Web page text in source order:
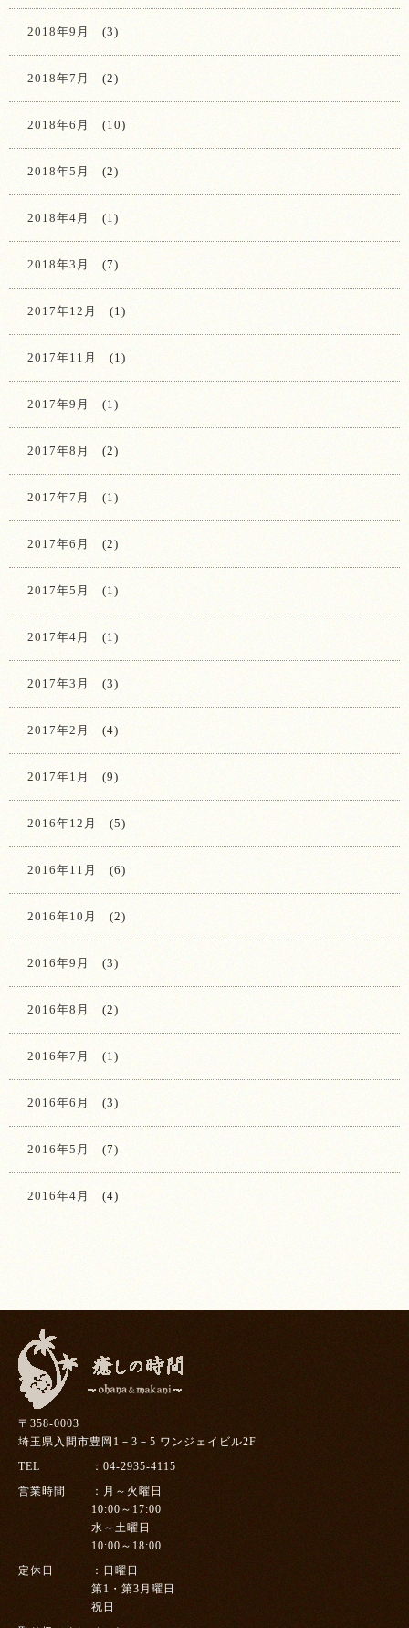
2018年9月 (3)
2018年7月 (2)
2018年6月 (10)
2018年5月 (2)
2018年4月 (1)
2018年3月 (7)
2017年12月 (1)
2017年11月 (1)
2017年9月 (1)
2017年8月 (2)
2017年7月 (1)
2017年6月 (2)
2017年5月 (1)
2017年4月 (1)
2017年3月 (3)
2017年2月 (4)
2017年1月 (9)
2016年12月 (5)
2016年11月 (6)
2016年10月 (2)
2016年9月 (3)
2016年8月 (2)
2016年7月 (1)
2016年6月 (3)
2016年5月 (7)
2016年4月 (4)
〒358-0003
埼玉県入間市豊岡1－3－5 ワンジェイビル2F
TEL
04-2935-4115
営業時間
月～火曜日
10:00～17:00
水～土曜日
10:00～18:00
定休日
日曜日
第1・第3月曜日
祝日